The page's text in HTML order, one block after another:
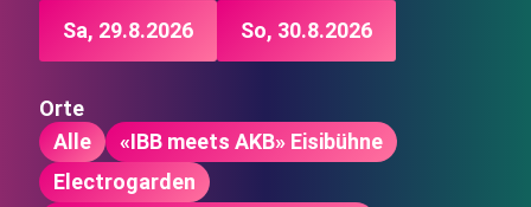
Sa, 29.8.2026 So, 30.8.2026
Orte
Alle
«IBB meets AKB» Eisibühne
Electrogarden